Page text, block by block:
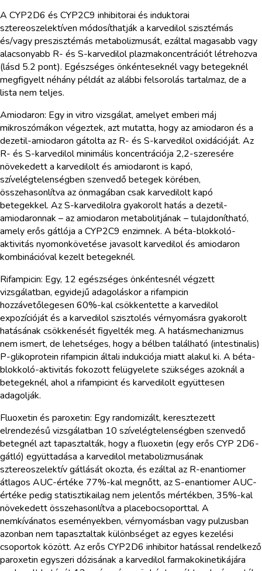
A CYP2D6 és CYP2C9 inhibitorai és induktorai
sztereoszelektíven módosíthatják a karvedilol szisztémás
és/vagy preszisztémás metabolizmusát, ezáltal magasabb vagy
alacsonyabb R- és S-karvedilol plazmakoncentrációt létrehozva
(lásd 5.2 pont). Egészséges önkénteseknél vagy betegeknél
megfigyelt néhány példát az alábbi felsorolás tartalmaz, de a
lista nem teljes.
Amiodaron: Egy in vitro vizsgálat, amelyet emberi máj
mikroszómákon végeztek, azt mutatta, hogy az amiodaron és a
dezetil-amiodaron gátolta az R- és S-karvedilol oxidációját. Az
R- és S-karvedilol minimális koncentrációja 2,2-szeresére
növekedett a karvedilolt és amiodaront is kapó,
szívelégtelenségben szenvedő betegek körében,
összehasonlítva az önmagában csak karvedilolt kapó
betegekkel. Az S-karvedilolra gyakorolt hatás a dezetil-
amiodaronnak – az amiodaron metabolitjának – tulajdonítható,
amely erős gátlója a CYP2C9 enzimnek. A béta-blokkoló-
aktivitás nyomonkövetése javasolt karvedilol és amiodaron
kombinációval kezelt betegeknél.
Rifampicin: Egy, 12 egészséges önkéntesnél végzett
vizsgálatban, egyidejű adagoláskor a rifampicin
hozzávetőlegesen 60%-kal csökkentette a karvedilol
expozícióját és a karvedilol szisztolés vérnyomásra gyakorolt
hatásának csökkenését figyelték meg. A hatásmechanizmus
nem ismert, de lehetséges, hogy a bélben található (intestinalis)
P-glikoprotein rifampicin általi indukciója miatt alakul ki. A béta-
blokkoló-aktivitás fokozott felügyelete szükséges azoknál a
betegeknél, ahol a rifampicint és karvedilolt együttesen
adagolják.
Fluoxetin és paroxetin: Egy randomizált, keresztezett
elrendezésű vizsgálatban 10 szívelégtelenségben szenvedő
betegnél azt tapasztalták, hogy a fluoxetin (egy erős CYP 2D6-
gátló) együttadása a karvedilol metabolizmusának
sztereoszelektív gátlását okozta, és ezáltal az R-enantiomer
átlagos AUC-értéke 77%-kal megnőtt, az S-enantiomer AUC-
értéke pedig statisztikailag nem jelentős mértékben, 35%-kal
növekedett összehasonlítva a placebocsoporttal. A
nemkívánatos eseményekben, vérnyomásban vagy pulzusban
azonban nem tapasztaltak különbséget az egyes kezelési
csoportok között. Az erős CYP2D6 inhibitor hatással rendelkező
paroxetin egyszeri dózisának a karvedilol farmakokinetikájára